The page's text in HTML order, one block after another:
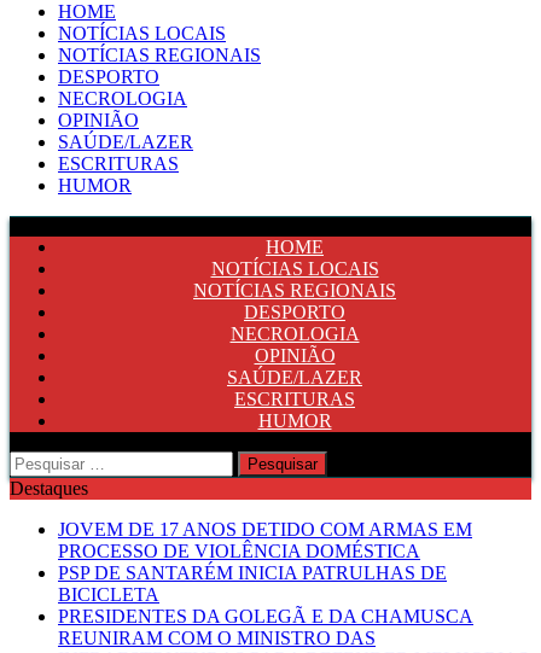
HOME
NOTÍCIAS LOCAIS
NOTÍCIAS REGIONAIS
DESPORTO
NECROLOGIA
OPINIÃO
SAÚDE/LAZER
ESCRITURAS
HUMOR
HOME
NOTÍCIAS LOCAIS
NOTÍCIAS REGIONAIS
DESPORTO
NECROLOGIA
OPINIÃO
SAÚDE/LAZER
ESCRITURAS
HUMOR
Pesquisar
por:
Destaques
JOVEM DE 17 ANOS DETIDO COM ARMAS EM
PROCESSO DE VIOLÊNCIA DOMÉSTICA
PSP DE SANTARÉM INICIA PATRULHAS DE
BICICLETA
PRESIDENTES DA GOLEGÃ E DA CHAMUSCA
REUNIRAM COM O MINISTRO DAS